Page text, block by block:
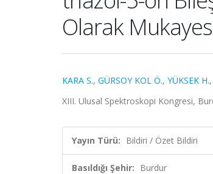
Olarak
KARA S., GÜRSOY KOL Ö., YÜKSEK H.,
XIII. Ulusal Spektroskopi Kongresi,
Yayın Türü: Bildiri / Özet Bildiri
Basıldığı Şehir: Burdur